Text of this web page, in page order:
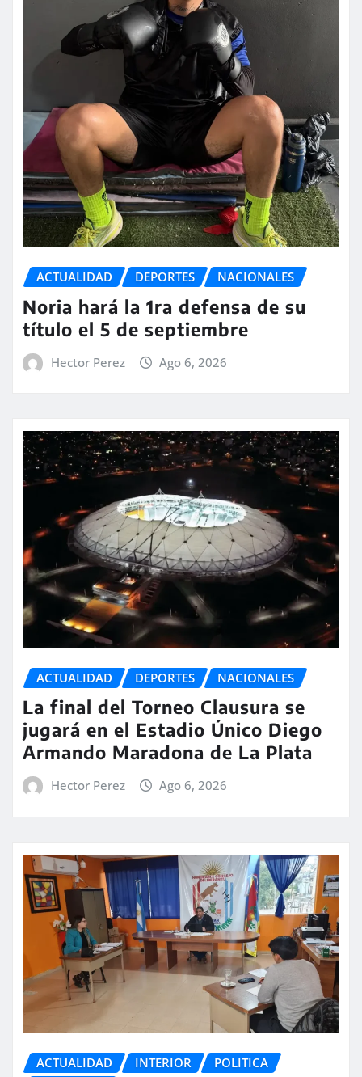
ACTUALIDAD DEPORTES NACIONALES
Noria hará la 1ra defensa de su
título el 5 de septiembre
Hector Perez Ago 6, 2026
ACTUALIDAD DEPORTES NACIONALES
La final del Torneo Clausura se
jugará en el Estadio Único Diego
Armando Maradona de La Plata
Hector Perez Ago 6, 2026
ACTUALIDAD INTERIOR
POLITICA